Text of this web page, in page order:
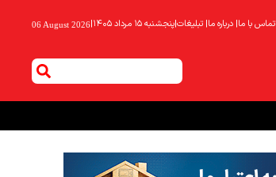
تماس با ما| درباره ما| تبلیغات|پنجشنبه ۱۵ مرداد ۱۴۰۵ |
06 August 2026